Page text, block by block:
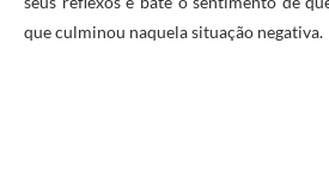
que culminou naquela situação negativa.